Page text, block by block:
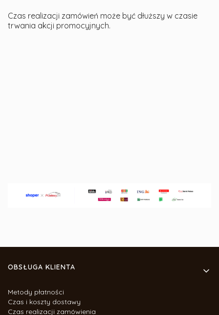
Czas realizacji zamówień może być dłuższy w czasie
trwania akcji promocyjnych.
Linki w stopce
OBSŁUGA KLIENTA
Metody płatności
Czas i koszty dostawy
Czas realizacji zamówienia